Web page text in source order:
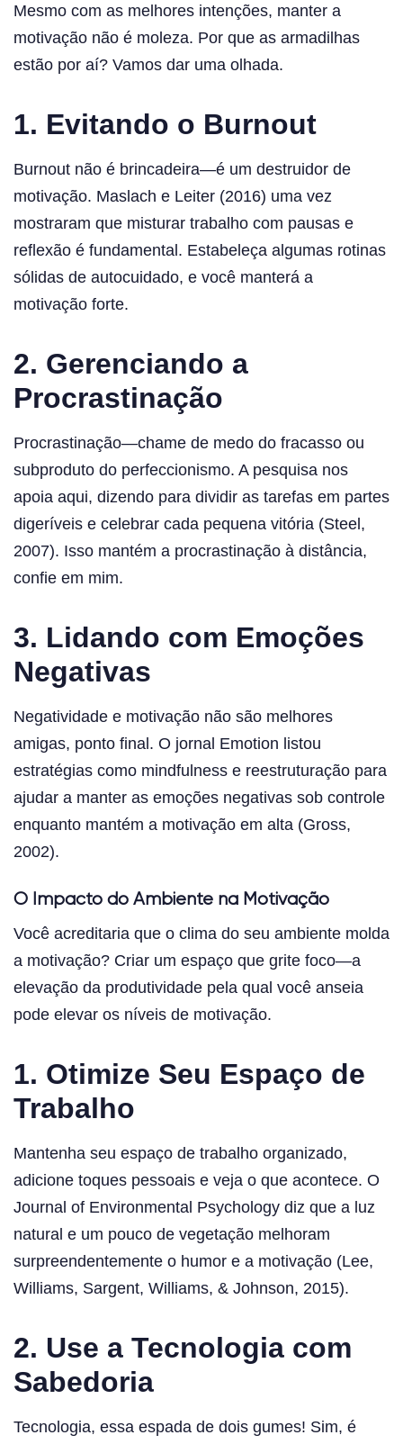
Mesmo com as melhores intenções, manter a
motivação não é moleza. Por que as armadilhas
estão por aí? Vamos dar uma olhada.
1. Evitando o Burnout
Burnout não é brincadeira—é um destruidor de
motivação. Maslach e Leiter (2016) uma vez
mostraram que misturar trabalho com pausas e
reflexão é fundamental. Estabeleça algumas rotinas
sólidas de autocuidado, e você manterá a
motivação forte.
2. Gerenciando a
Procrastinação
Procrastinação—chame de medo do fracasso ou
subproduto do perfeccionismo. A pesquisa nos
apoia aqui, dizendo para dividir as tarefas em partes
digeríveis e celebrar cada pequena vitória (Steel,
2007). Isso mantém a procrastinação à distância,
confie em mim.
3. Lidando com Emoções
Negativas
Negatividade e motivação não são melhores
amigas, ponto final. O jornal Emotion listou
estratégias como mindfulness e reestruturação para
ajudar a manter as emoções negativas sob controle
enquanto mantém a motivação em alta (Gross,
2002).
O Impacto do Ambiente na Motivação
Você acreditaria que o clima do seu ambiente molda
a motivação? Criar um espaço que grite foco—a
elevação da produtividade pela qual você anseia
pode elevar os níveis de motivação.
1. Otimize Seu Espaço de
Trabalho
Mantenha seu espaço de trabalho organizado,
adicione toques pessoais e veja o que acontece. O
Journal of Environmental Psychology diz que a luz
natural e um pouco de vegetação melhoram
surpreendentemente o humor e a motivação (Lee,
Williams, Sargent, Williams, & Johnson, 2015).
2. Use a Tecnologia com
Sabedoria
Tecnologia, essa espada de dois gumes! Sim, é